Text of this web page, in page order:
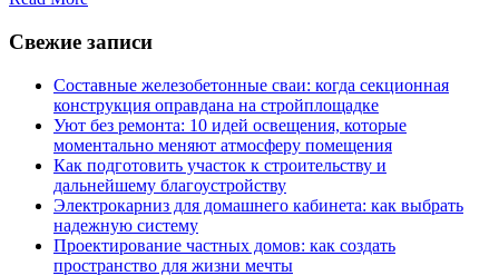
Свежие записи
Составные железобетонные сваи: когда секционная
конструкция оправдана на стройплощадке
Уют без ремонта: 10 идей освещения, которые
моментально меняют атмосферу помещения
Как подготовить участок к строительству и
дальнейшему благоустройству
Электрокарниз для домашнего кабинета: как выбрать
надежную систему
Проектирование частных домов: как создать
пространство для жизни мечты